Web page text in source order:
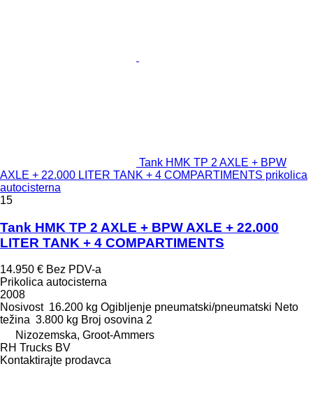
Tank HMK TP 2 AXLE + BPW
AXLE + 22.000 LITER TANK + 4 COMPARTIMENTS prikolica
autocisterna
15
Tank HMK TP 2 AXLE + BPW AXLE + 22.000
LITER TANK + 4 COMPARTIMENTS
14.950 € Bez PDV-a
Prikolica autocisterna
2008
Nosivost 16.200 kg Ogibljenje pneumatski/pneumatski Neto
težina 3.800 kg Broj osovina 2
Nizozemska, Groot-Ammers
RH Trucks BV
Kontaktirajte prodavca